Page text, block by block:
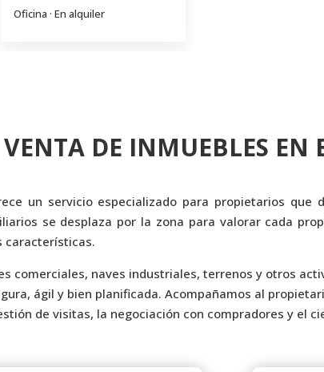
Oficina · En alquiler
VENTA DE INMUEBLES EN
un servicio especializado para propietarios que
se desplaza por la zona para valorar cada
características.
comerciales, naves industriales, terrenos y otros
ágil y bien planificada. Acompañamos al
de visitas, la negociación con compradores y el